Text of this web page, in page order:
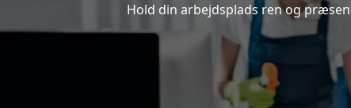
Hold din arbejdsplads ren og